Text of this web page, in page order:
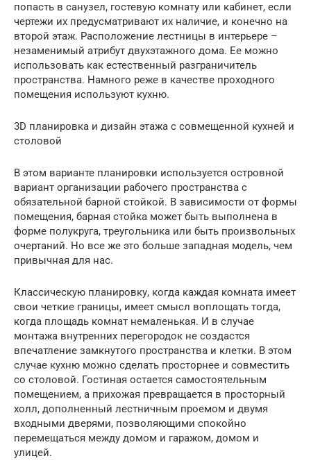
попасть в санузел, гостевую комнату или кабинет, если
чертежи их предусматривают их наличие, и конечно на
второй этаж. Расположение лестницы в интерьере –
незаменимый атрибут двухэтажного дома. Ее можно
использовать как естественный разграничитель
пространства. Намного реже в качестве проходного
помещения используют кухню.
3D планировка и дизайн этажа с совмещенной кухней и
столовой
В этом варианте планировки используется островной
вариант организации рабочего пространства с
обязательной барной стойкой. В зависимости от формы
помещения, барная стойка может быть выполнена в
форме полукруга, треугольника или быть произвольных
очертаний. Но все же это больше западная модель, чем
привычная для нас.
Классическую планировку, когда каждая комната имеет
свои четкие границы, имеет смысл воплощать тогда,
когда площадь комнат немаленькая. И в случае
монтажа внутренних перегородок не создастся
впечатление замкнутого пространства и клетки. В этом
случае кухню можно сделать просторнее и совместить
со столовой. Гостиная остается самостоятельным
помещением, а прихожая превращается в просторный
холл, дополненный лестничным проемом и двумя
входными дверями, позволяющими спокойно
перемещаться между домом и гаражом, домом и
улицей.